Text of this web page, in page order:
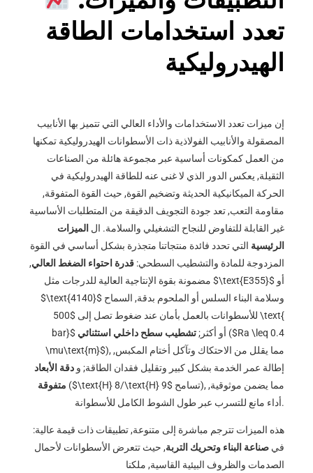
تعدد استخدامات الطاقة
الهيدروليكية
إن ميزات تعدد الاستخدامات والأداء العالي التي تتميز بها الأنابيب
المصقولة والأنابيب الفولاذية ذات الأسطوانات الهيدروليكية تمكنها
من العمل كمكونات أساسية عبر مجموعة هائلة من الصناعات
الثقيلة, يعكس الدور الذي لا غنى عنه للطاقة الهيدروليكية في
الحركة الميكانيكية الحديثة وتضخيم القوة, حيث القوة المتفوقة,
مقاومة التعب, تعد جودة التجويف الدقيقة من المتطلبات الأساسية
غير القابلة للتفاوض للنجاح التشغيلي والسلامة. ال الميزات
الرئيسية التي تحدد فائدة منتجاتنا متجذرة بشكل أساسي في القوة
المزدوجة للمادة والتشطيب السطحي:قدرة احتواء الضغط العالي,
$\text{E355}$ أو
$\text{4140}$
للأسطوانات بالعمل بأمان عند ضغوط تصل إلى
$500 \text{
bar}$
أو أكثر;تشطيب سطح داخلي استثنائي ($Ra \leq 0.4
\mu\text{m}$), مما يقلل من الاحتكاك وتآكل أختام المكبس,
إطالة عمر الخدمة بشكل كبير وتقليل فقدان الطاقة; ودقة الأبعاد
متفوقة ($\text{H} 8/\text{H} 9$
أداء مانع للتسرب عبر طول الشوط الكامل للأسطوانة.
هذه الميزات تترجم مباشرة إلى متنوعة, تطبيقات ذات قيمة عالية:
فيصناعة البناء وتحريك التربة, حيث تتعرض الأسطوانات لأحمال
الصدمات والظروف البيئية القاسية, ملكنا